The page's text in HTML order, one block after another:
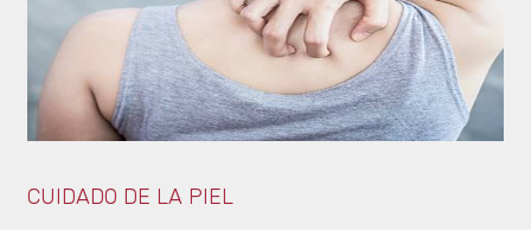
CUIDADO DE LA PIEL